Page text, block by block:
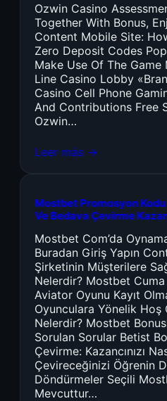
Ozwin Casino
Together With Bonus,
Content Mobile Site:
Zero Deposit Codes
Make Use Of The Game
Line Casino Lobby
Casino Cell Phone
And Contributions Free
Ozwin…
Leer más →
Mostbet Promosyon
Ve Bedava Çevirme
Mostbet Com’da
Buradan Giriş Yapın
Şirketinin Müşterilere
Nelerdir? Mostbet
Aviator Oyunu Kayıt
Oyunculara Yönelik Hoş
Nelerdir? Mostbet
Sorulan Sorular Betist
Çevirme: Kazancınızı
Çevireceğinizi Öğrenin
Döndürmeler Seçili
Mevcuttur…